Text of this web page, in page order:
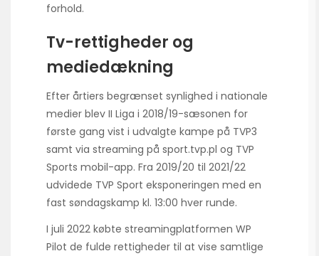
forhold.
Tv-rettigheder og
mediedækning
Efter årtiers begrænset synlighed i nationale
medier blev II Liga i 2018/19-sæsonen for
første gang vist i udvalgte kampe på TVP3
samt via streaming på sport.tvp.pl og TVP
Sports mobil-app. Fra 2019/20 til 2021/22
udvidede TVP Sport eksponeringen med en
fast søndagskamp kl. 13:00 hver runde.
I juli 2022 købte streamingplatformen WP
Pilot de fulde rettigheder til at vise samtlige